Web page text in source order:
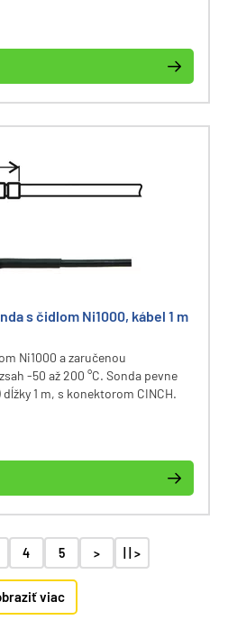
s čidlom Ni1000, kábel 1 m
Ni1000 a zaručenou
-50 až 200 °C. Sonda pevne
1 m, s konektorom CINCH.
4 5 > | | >
viac